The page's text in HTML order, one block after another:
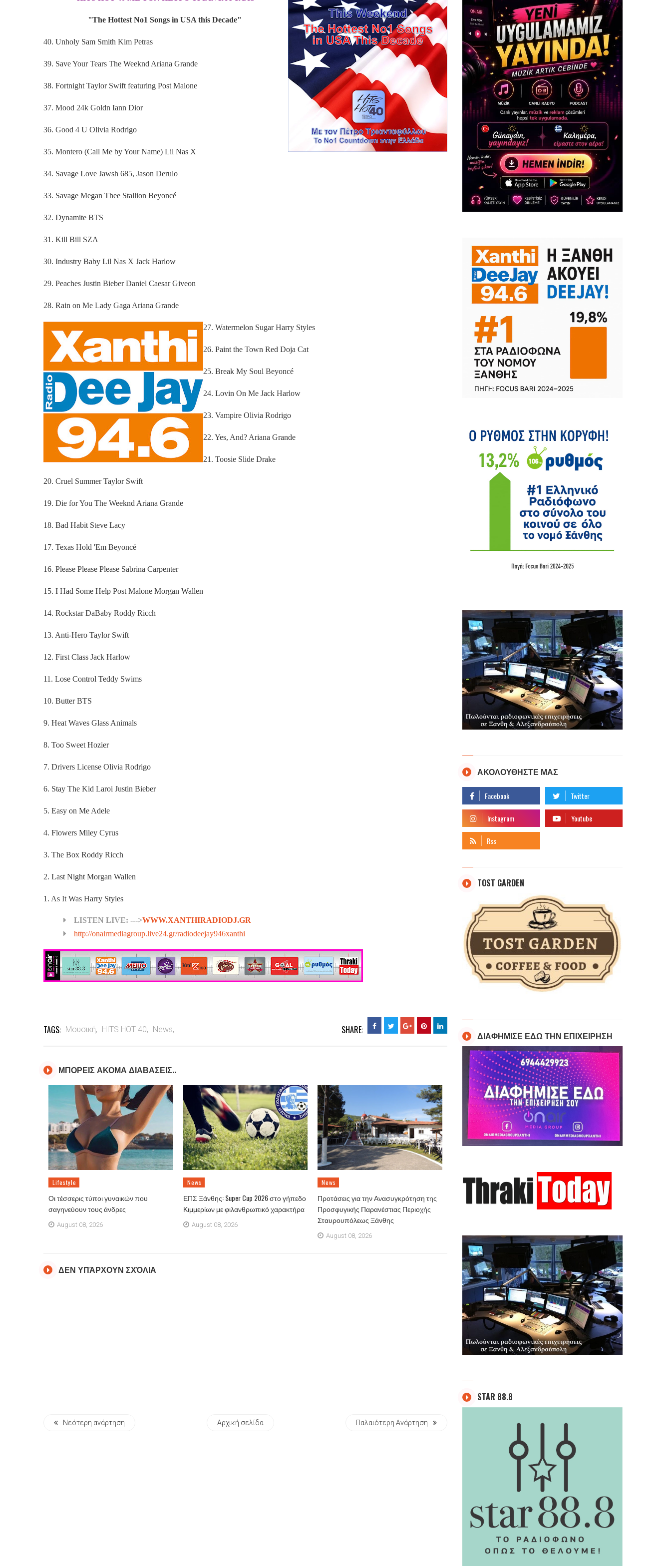
"The Hottest No1 Songs in USA this Decade"
40. Unholy Sam Smith Kim Petras
39. Save Your Tears The Weeknd Ariana Grande
38. Fortnight Taylor Swift featuring Post Malone
37. Mood 24k Goldn Iann Dior
36. Good 4 U Olivia Rodrigo
35. Montero (Call Me by Your Name) Lil Nas X
34. Savage Love Jawsh 685, Jason Derulo
33. Savage Megan Thee Stallion Beyoncé
32. Dynamite BTS
31. Kill Bill SZA
30. Industry Baby Lil Nas X Jack Harlow
29. Peaches Justin Bieber Daniel Caesar Giveon
28. Rain on Me Lady Gaga Ariana Grande
27. Watermelon Sugar Harry Styles
26. Paint the Town Red Doja Cat
25. Break My Soul Beyoncé
24. Lovin On Me Jack Harlow
23. Vampire Olivia Rodrigo
22. Yes, And? Ariana Grande
21. Toosie Slide Drake
20. Cruel Summer Taylor Swift
19. Die for You The Weeknd Ariana Grande
18. Bad Habit Steve Lacy
17. Texas Hold 'Em Beyoncé
16. Please Please Please Sabrina Carpenter
15. I Had Some Help Post Malone Morgan Wallen
14. Rockstar DaBaby Roddy Ricch
13. Anti-Hero Taylor Swift
12. First Class Jack Harlow
11. Lose Control Teddy Swims
10. Butter BTS
9. Heat Waves Glass Animals
8. Too Sweet Hozier
7. Drivers License Olivia Rodrigo
6. Stay The Kid Laroi Justin Bieber
5. Easy on Me Adele
4. Flowers Miley Cyrus
3. The Box Roddy Ricch
2. Last Night Morgan Wallen
1. As It Was Harry Styles
LISTEN LIVE: --->WWW.XANTHIRADIODJ.GR
http://onairmediagroup.live24.gr/radiodeejay946xanthi
TAGS: Μουσική, HITS HOT 40, News, SHARE:
ΜΠΟΡΕΙΣ ΑΚΟΜΑ ΔΙΑΒΑΣΕΙΣ..
Lifestyle
Οι τέσσερις τύποι γυναικών που
σαγηνεύουν τους άνδρες
August 08, 2026
News
ΕΠΣ Ξάνθης: Super Cup 2026 στο γήπεδο
Κιμμερίων με φιλανθρωπικό χαρακτήρα
August 08, 2026
News
Προτάσεις για την Ανασυγκρότηση της
Προσφυγικής Παρανέστιας Περιοχής
Σταυρουπόλεως Ξάνθης
August 08, 2026
ΔΕΝ ΥΠΆΡΧΟΥΝ ΣΧΌΛΙΑ
Νεότερη ανάρτηση Αρχική σελίδα Παλαιότερη Ανάρτηση
ΑΚΟΛΟΥΘΗΣΤΕ ΜΑΣ
TOST GARDEN
ΔΙΑΦΗΜΙΣΕ ΕΔΩ ΤΗΝ ΕΠΙΧΕΙΡΗΣΗ
STAR 88.8